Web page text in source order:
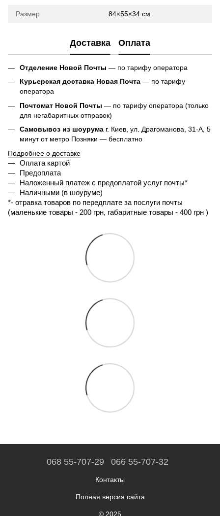
Размер 84×55×34 см
Доставка Оплата
Отделение Новой Почты — по тарифу оператора
Курьерская доставка Новая Почта — по тарифу
оператора
Почтомат Новой Почты — по тарифу оператора (только
для негабаритных отправок)
Самовывоз из шоурума г. Киев, ул. Драгоманова, 31-А, 5
минут от метро Позняки — бесплатно
Подробнее о доставке
Оплата картой
Предоплата
Наложенный платеж с предоплатой услуг почты*
Наличными (в шоуруме)
*- отравка товаров по передплате за послуги почты
(маленькие товары - 200 грн, габаритные товары - 400 грн )
068 55-707-29 066 55-707-32
Контакты
Полная версия сайта
© 2025